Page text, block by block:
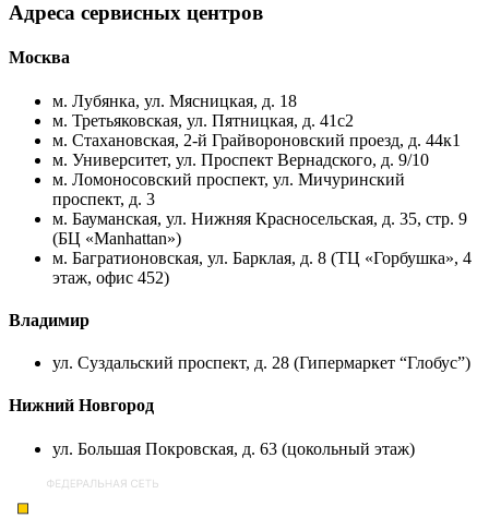
Адреса сервисных центров
Москва
м. Лубянка, ул. Мясницкая, д. 18
м. Третьяковская, ул. Пятницкая, д. 41с2
м. Стахановская, 2-й Грайвороновский проезд, д. 44к1
м. Университет, ул. Проспект Вернадского, д. 9/10
м. Ломоносовский проспект, ул. Мичуринский
проспект, д. 3
м. Бауманская, ул. Нижняя Красносельская, д. 35, стр. 9
(БЦ «Manhattan»)
м. Багратионовская, ул. Барклая, д. 8 (ТЦ «Горбушка», 4
этаж, офис 452)
Владимир
ул. Суздальский проспект, д. 28 (Гипермаркет “Глобус”)
Нижний Новгород
ул. Большая Покровская, д. 63 (цокольный этаж)